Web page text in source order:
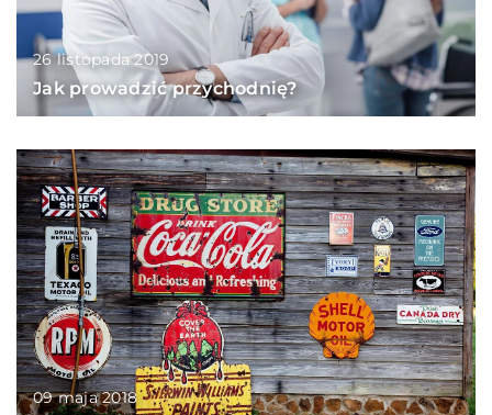
26 listopada 2019
Jak prowadzić przychodnię?
09 maja 2018